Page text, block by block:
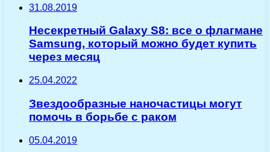
31.08.2019
Несекретный Galaxy S8: все о флагмане
Samsung, который можно будет купить
через месяц
25.04.2022
Звездообразные наночастицы могут
помочь в борьбе с раком
05.04.2019